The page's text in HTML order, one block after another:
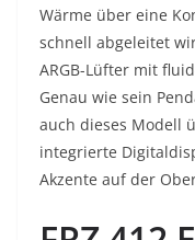
Wärme über eine
schnell abgeleitet
ARGB-Lüfter mit
Genau wie sein
auch dieses Modell
integrierte
Akzente auf der